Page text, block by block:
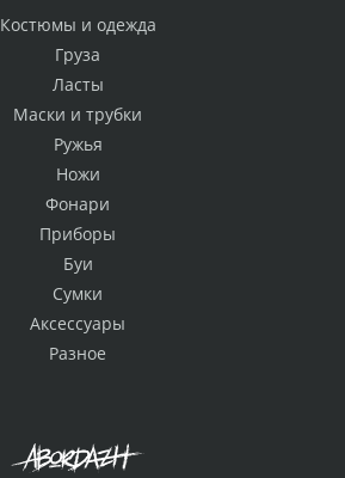
Костюмы и одежда
Груза
Ласты
Маски и трубки
Ружья
Ножи
Фонари
Приборы
Буи
Сумки
Аксессуары
Разное